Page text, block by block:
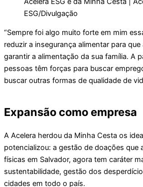
ESG/Divulgação
“Sempre foi algo muito forte em mim
reduzir a insegurança alimentar para
garantir a alimentação da sua família. A
pessoas têm forças para buscar
buscar outras formas de qualidade de
Expansão como empresa
A Acelera herdou da Minha Cesta os
potencializou: a gestão de doações que
físicas em Salvador, agora tem caráter
sustentabilidade, gestão dos
cidades em todo o país.